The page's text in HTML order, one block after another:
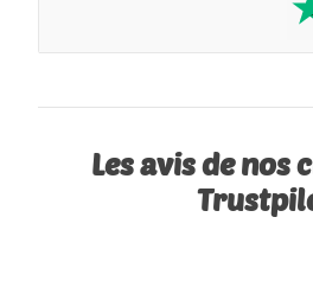
Les avis de nos